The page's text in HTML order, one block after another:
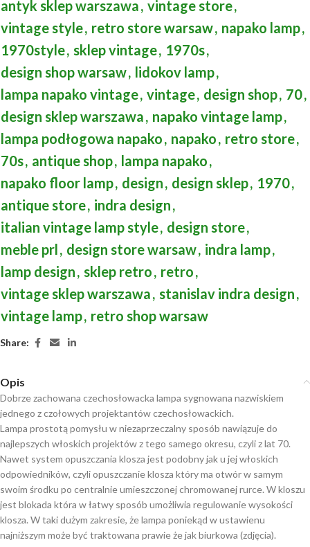
antyk sklep warszawa, vintage store,
vintage style, retro store warsaw, napako lamp,
1970style, sklep vintage, 1970s,
design shop warsaw, lidokov lamp,
lampa napako vintage, vintage, design shop, 70,
design sklep warszawa, napako vintage lamp,
lampa podłogowa napako, napako, retro store,
70s, antique shop, lampa napako,
napako floor lamp, design, design sklep, 1970,
antique store, indra design,
italian vintage lamp style, design store,
meble prl, design store warsaw, indra lamp,
lamp design, sklep retro, retro,
vintage sklep warszawa, stanislav indra design,
vintage lamp, retro shop warsaw
Share:
Opis
Dobrze zachowana czechosłowacka lampa sygnowana nazwiskiem
jednego z czołowych projektantów czechosłowackich.
Lampa prostotą pomysłu w niezaprzeczalny sposób nawiązuje do
najlepszych włoskich projektów z tego samego okresu, czyli z lat 70.
Nawet system opuszczania klosza jest podobny jak u jej włoskich
odpowiedników, czyli opuszczanie klosza który ma otwór w samym
swoim środku po centralnie umieszczonej chromowanej rurce. W kloszu
jest blokada która w łatwy sposób umożliwia regulowanie wysokości
klosza. W taki dużym zakresie, że lampa poniekąd w ustawienu
najniższym może być traktowana prawie że jak biurkowa (zdjęcia).